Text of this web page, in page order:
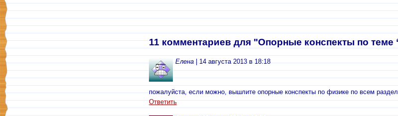
11 комментариев для "Опорные конспекты по
Елена| 14 августа 2013 в 18:18
пожалуйста, если можно, вышлите опорные конспекты по физике по всем
Ответить